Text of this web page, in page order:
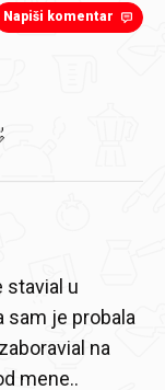
Napiši komentar
stavial u
sam je probala
na
mene..